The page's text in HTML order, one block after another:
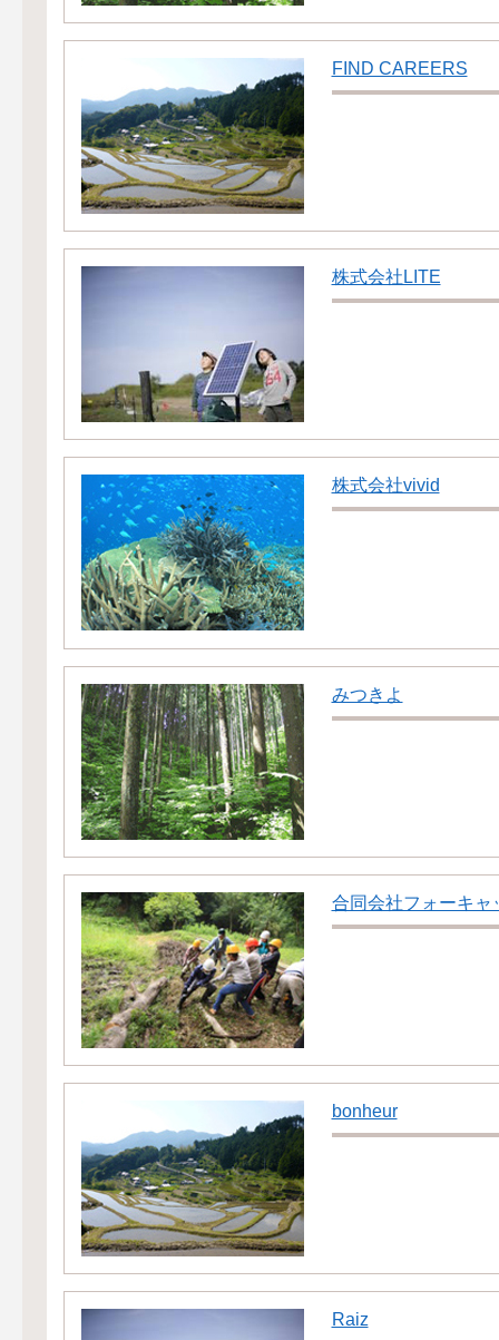
FIND CAREERS
株式会社LITE
株式会社vivid
みつきよ
合同会社フォーキャ
bonheur
Raiz